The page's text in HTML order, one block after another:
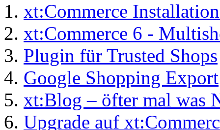
xt:Commerce
xt:Commerce 6 -
Plugin für Trusted Shops
Google Shopping Export
xt:Blog – öfter mal was
Upgrade auf